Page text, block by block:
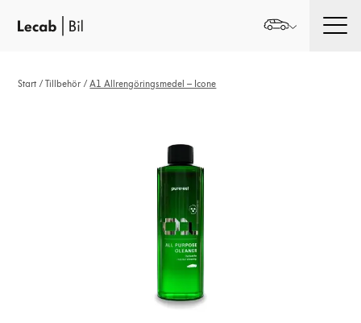
Start /Tillbehör /A1 Allrengöringsmedel – Icone